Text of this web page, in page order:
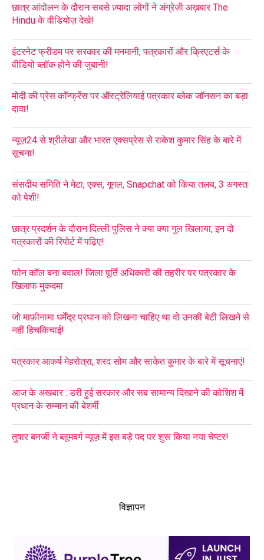
छात्र आंदोलन के दौरान सबसे ज़्यादा लोगों ने अंग्रेज़ी अख़बार The
Hindu के वीडियोज़ देखे!
इंटरनेट फ्रीडम पर सरकार की मनमानी, पत्रकारों और क्रिएटर्स के
वीडियो ब्लॉक होने की जुबानी!
मोदी की प्रेस कॉन्फ्रेंस पर ऑस्ट्रेलियाई पत्रकार ब्लेक जॉनसन का बड़ा
दावा!
न्यूज़24 से श्रीलेखा और भारत एक्सप्रेस से राकेश कुमार सिंह के बारे में
सूचना!
संसदीय समिति ने मेटा, एक्स, गूगल, Snapchat को किया तलब, 3 अगस्त
को पेशी!
छात्र प्रदर्शन के दौरान दिल्ली पुलिस ने क्या क्या गुल खिलाया, इन दो
पत्रकारों की रिपोर्ट में पढ़िए!
फोन कॉल बना बवाल! जिला पूर्ति अधिकारी की तहरीर पर पत्रकार के
खिलाफ मुकदमा
जो माफ़ीनामा धर्मेंद्र प्रधान को लिखना चाहिए था वो उनकी बेटी लिखने से
नहीं हिचकिचाई!
पत्रकार आकर्ष मेहरोत्रा, शरद सोम और साकेत कुमार के बारे में सूचनाएं!
आज के अखबार : डरी हुई सरकार और सब सामान्य दिखाने की कोशिश में
प्रधान के सम्मान की बेशर्मी
तुषार बनर्जी ने ब्लूमबर्ग न्यूज़ में इस बड़े पद पर शुरू किया नया चेप्टर!
विज्ञापन